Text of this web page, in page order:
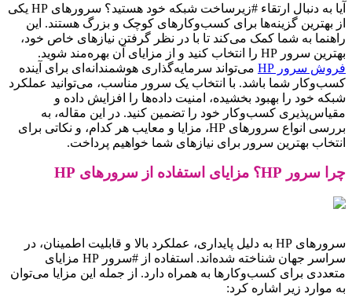
آیا به دنبال ارتقاء #زیرساخت شبکه خود هستید؟ سرورهای HP یکی
از بهترین گزینه‌ها برای کسب‌وکارهای کوچک و بزرگ هستند. این
راهنما به شما کمک می‌کند تا با در نظر گرفتن نیازهای خاص خود،
بهترین سرور HP را انتخاب کنید و از مزایای آن بهره‌مند شوید.
فروش سرور HP
می‌تواند سرمایه‌گذاری هوشمندانه‌ای برای آینده
کسب‌وکار شما باشد. با انتخاب یک سرور مناسب، می‌توانید عملکرد
شبکه خود را بهبود بخشیده، امنیت داده‌ها را افزایش داده و
مقیاس‌پذیری کسب‌وکار خود را تضمین کنید. در این مقاله، به
بررسی انواع سرورهای HP، مزایا و معایب هر کدام، و نکاتی برای
انتخاب بهترین سرور برای نیازهای شما خواهیم پرداخت.
چرا سرور HP؟ مزایای استفاده از سرورهای HP
سرورهای HP به دلیل پایداری، عملکرد بالا و قابلیت اطمینان، در
سراسر جهان شناخته شده‌اند. استفاده از #سرور HP مزایای
متعددی برای کسب‌وکارها به همراه دارد. از جمله این مزایا می‌توان
به موارد زیر اشاره کرد: